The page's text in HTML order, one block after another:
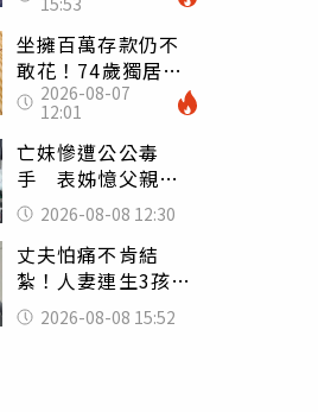
臉 醫揭3類人別亂
喝
坐擁百萬存款仍不
敢花！74歲獨居翁
「1餐只吃1片吐
司」 半年後暴瘦
嚇壞女兒
2026-08-07
12:01
亡妹慘遭公公毒
手 表姊憶父親節
前夕：小舅舅仍到
殯儀館陪她說話
2026-08-08 12:30
丈夫怕痛不肯結
紮！人妻連生3孩
控遭家暴淚喊：真
的好累
2026-08-08 15:52